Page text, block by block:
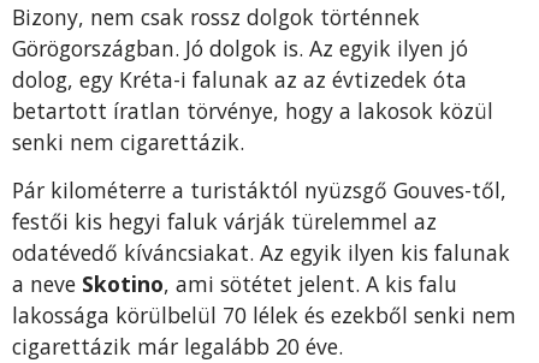
Bizony, nem csak rossz dolgok történnek
Görögországban. Jó dolgok is. Az egyik ilyen jó
dolog, egy Kréta-i falunak az az évtizedek óta
betartott íratlan törvénye, hogy a lakosok közül
senki nem cigarettázik.
Pár kilométerre a turistáktól nyüzsgő Gouves-től,
festői kis hegyi faluk várják türelemmel az
odatévedő kíváncsiakat. Az egyik ilyen kis falunak
a neve Skotino, ami sötétet jelent. A kis falu
lakossága körülbelül 70 lélek és ezekből senki nem
cigarettázik már legalább 20 éve.